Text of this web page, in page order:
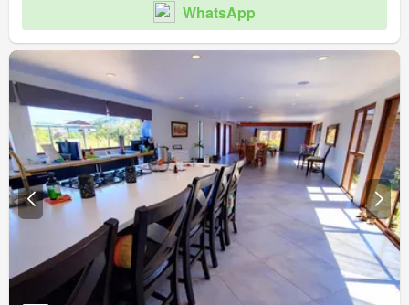
WhatsApp